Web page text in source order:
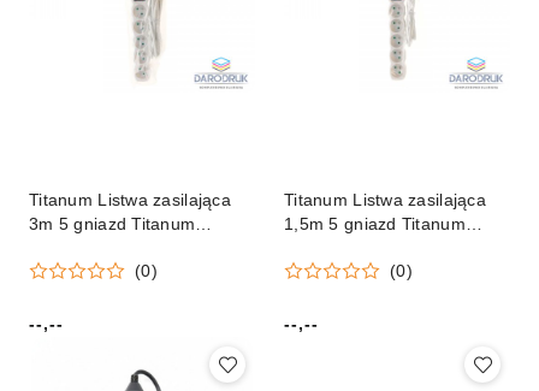
Titanum Listwa zasilająca
3m 5 gniazd Titanum
(0)
Cena:
--,--
Titanum Listwa zasilająca
1,5m 5 gniazd Titanum
(0)
Cena:
--,--